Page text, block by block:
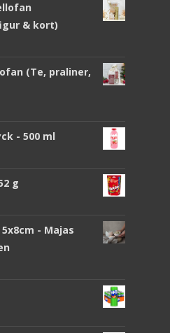
& kort)
(Te, praliner,
- 500 ml
g
- Majas